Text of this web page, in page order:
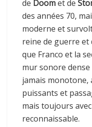
de Doomet de
des années 70,
moderne et
reine de guerre et
que Franco et la
mur sonore dense
jamais
puissants et
mais toujours
reconnaissable.